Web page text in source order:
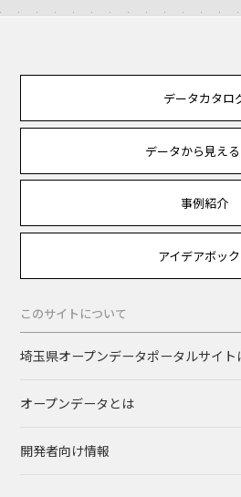
データカタロ
データから見え
事例紹介
アイデアボッ
このサイトについて
埼玉県オープンデータポータルサイト
オープンデータとは
開発者向け情報